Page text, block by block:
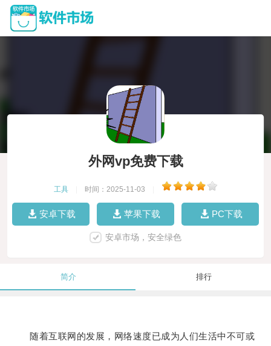
外网vp免费下载
工具 时间：2025-11-03
安卓下载 苹果下载 PC下载
安卓市场，安全绿色
简介 排行
随着互联网的发展，网络速度已成为人们生活中不可或